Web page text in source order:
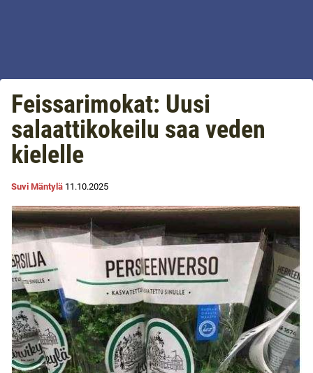
Feissarimokat: Uusi
salaattikokeilu saa veden
kielelle
Suvi Mäntylä 11.10.2025